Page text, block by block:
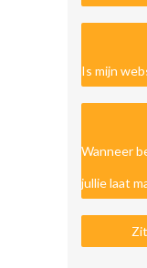
Is mijn
Wanneer
jullie laat